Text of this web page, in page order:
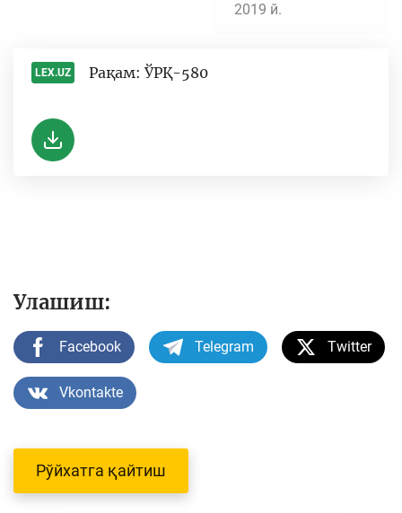
2019 й.
LEX.UZ Рақам: ЎРҚ-580
Улашиш:
Facebook Telegram Twitter
Vkontakte
Рўйхатга қайтиш